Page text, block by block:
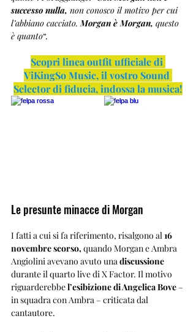
successo nulla, non conosco il motivo per cui
l’abbiano cacciato. Morgan è Morgan, questo
è quanto“.
Scopri linea outfit ufficiale di
ViKingSo Music, il vostro Sound
Selector di fiducia, indossa la musica!
Le presunte minacce di Morgan
I fatti a cui si fa riferimento, risalgono al 16
novembre scorso, quando Morgan e Ambra
Angiolini avevano avuto una discussione
durante il quarto live di X Factor. Il motivo
riguarderebbe l’esibizione di Angelica Bove –
in squadra con Ambra – criticata dal
cantautore.